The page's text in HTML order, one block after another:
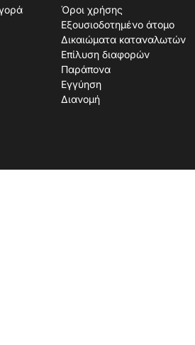
Όροι χρήσης
Εξουσιοδοτημένο άτομο
Δικαιώματα καταναλωτών
Επίλυση διαφορών
Παράπονα
Εγγύηση
Διανομή